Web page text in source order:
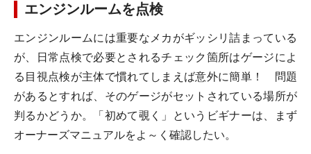
エンジンルームを点検
エンジンルームには重要なメカがギッシリ詰まっている
が、日常点検で必要とされるチェック箇所はゲージによ
る目視点検が主体で慣れてしまえば意外に簡単！ 問題
があるとすれば、そのゲージがセットされている場所が
判るかどうか。「初めて覗く」というビギナーは、まず
オーナーズマニュアルをよ～く確認したい。